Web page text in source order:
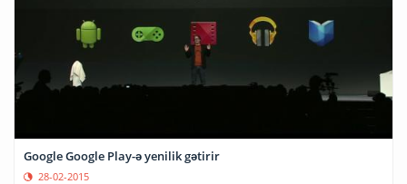
Google Google Play-ə yenilik gətirir
28-02-2015